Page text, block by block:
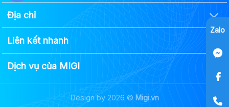
Địa chỉ
Liên kết nhanh
Dịch vụ của MIGI
Design by 2026 © Migi.vn
Zalo